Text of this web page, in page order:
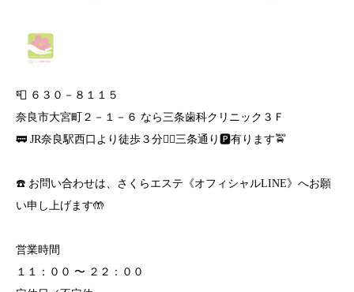
📮 ６３０－８１１５
奈良市大宮町２－１－６ なら三条歯科クリニック３Ｆ
🚃 JR奈良駅西口より徒歩３分🚶‍♀️三条通り🅿️有ります🚖
☎️ お問い合わせは、さくらエステ《オフィシャルLINE》へお願
い申し上げます🤲
営業時間
１１：００ 〜 ２２：００